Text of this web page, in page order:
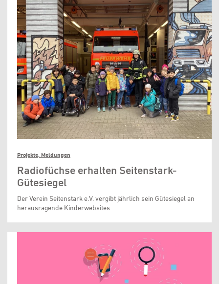
Projekte, Meldungen
Radiofüchse erhalten Seitenstark-
Gütesiegel
Der Verein Seitenstark e.V. vergibt jährlich sein Gütesiegel an
herausragende Kinderwebsites